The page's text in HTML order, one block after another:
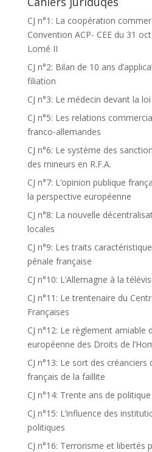
CJ n°1: La coopération
Convention ACP- CEE du 31
Lomé II
CJ n°2: Bilan de 10 ans
filiation
CJ n°3: Le médecin devant la
CJ n°5: Les relations
franco-allemandes
CJ n°6: Le système des
des mineurs en R.F.A.
CJ n°7: L’opinion publique
la perspective européenne
CJ n°8: La nouvelle
locales
CJ n°9: Les traits
pénale française
CJ n°10: L’Allemagne à la
CJ n°11: Le trentenaire du
Françaises
CJ n°12: Le règlement amiable
européenne des Droits de
CJ n°13: Le sort des
français de la faillite
CJ n°14: Trente ans de
CJ n°15: L’influence des
politiques
CJ n°16: Terrorisme et libertés